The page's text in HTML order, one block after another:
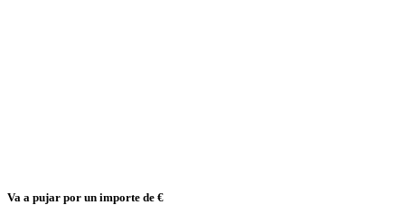
Va a pujar por un importe de €